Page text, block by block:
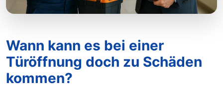
Wann kann es bei einer
Türöffnung doch zu Schäden
kommen?